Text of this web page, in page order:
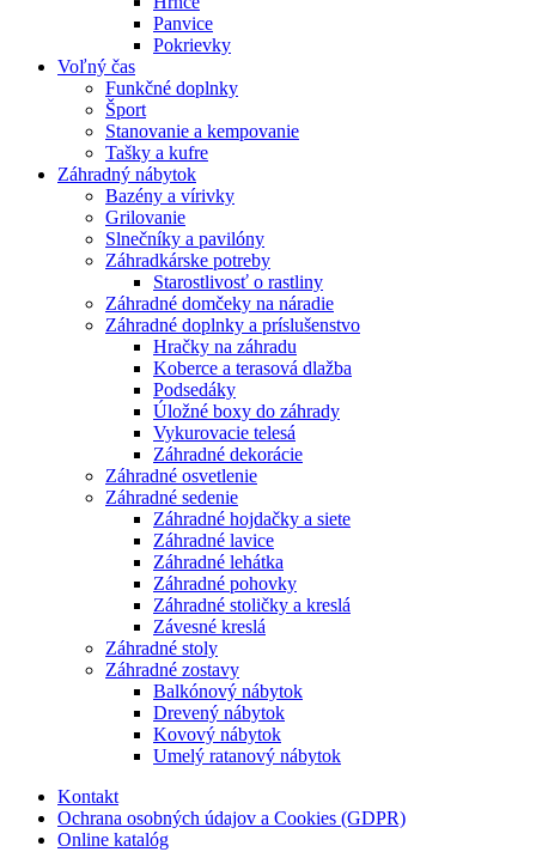
Panvice
Pokrievky
Voľný čas
Funkčné doplnky
Šport
Stanovanie a kempovanie
Tašky a kufre
Záhradný nábytok
Bazény a vírivky
Grilovanie
Slnečníky a pavilóny
Záhradkárske potreby
Starostlivosť o rastliny
Záhradné domčeky na náradie
Záhradné doplnky a príslušenstvo
Hračky na záhradu
Koberce a terasová dlažba
Podsedáky
Úložné boxy do záhrady
Vykurovacie telesá
Záhradné dekorácie
Záhradné osvetlenie
Záhradné sedenie
Záhradné hojdačky a siete
Záhradné lavice
Záhradné lehátka
Záhradné pohovky
Záhradné stoličky a kreslá
Závesné kreslá
Záhradné stoly
Záhradné zostavy
Balkónový nábytok
Drevený nábytok
Kovový nábytok
Umelý ratanový nábytok
Kontakt
Ochrana osobných údajov a Cookies (GDPR)
Online katalóg